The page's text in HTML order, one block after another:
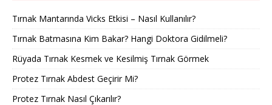
Tırnak Mantarında Vicks Etkisi – Nasıl Kullanılır?
Tırnak Batmasına Kim Bakar? Hangi Doktora Gidilmeli?
Rüyada Tırnak Kesmek ve Kesilmiş Tırnak Görmek
Protez Tırnak Abdest Geçirir Mi?
Protez Tırnak Nasıl Çıkarılır?